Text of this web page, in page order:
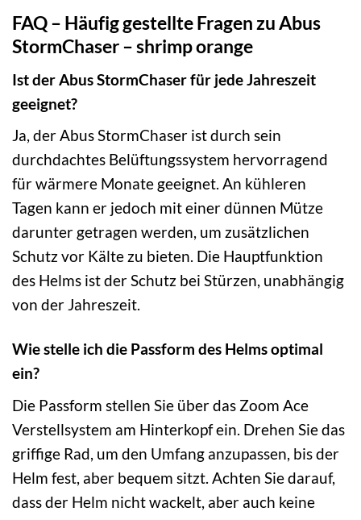
FAQ – Häufig gestellte Fragen zu Abus
StormChaser – shrimp orange
Ist der Abus StormChaser für jede Jahreszeit
geeignet?
Ja, der Abus StormChaser ist durch sein
durchdachtes Belüftungssystem hervorragend
für wärmere Monate geeignet. An kühleren
Tagen kann er jedoch mit einer dünnen Mütze
darunter getragen werden, um zusätzlichen
Schutz vor Kälte zu bieten. Die Hauptfunktion
des Helms ist der Schutz bei Stürzen, unabhängig
von der Jahreszeit.
Wie stelle ich die Passform des Helms optimal
ein?
Die Passform stellen Sie über das Zoom Ace
Verstellsystem am Hinterkopf ein. Drehen Sie das
griffige Rad, um den Umfang anzupassen, bis der
Helm fest, aber bequem sitzt. Achten Sie darauf,
dass der Helm nicht wackelt, aber auch keine